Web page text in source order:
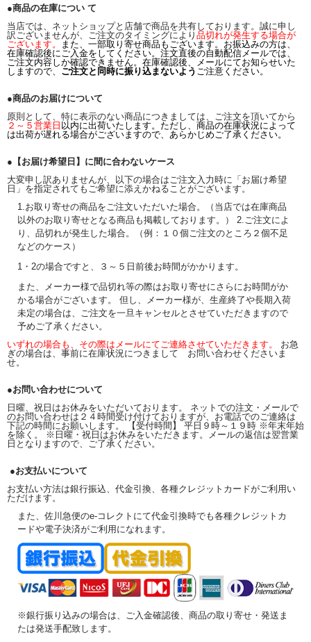
●商品の在庫につい て
当店では、ネットショップと店舗で商品を共有しております。誠に申し
訳ございませんが、ご注文のタイミングにより 品切れが発生する場合が
ございます。
また、一部取り寄せ商品もございます。お振込みの方は、
在庫確認後にご入金をしてください。注文直後の自動配信メールでは、
ご注文内容しか確認できません。在庫確認後、メールにてお知らせいた
しますので、 ご注文と同時に振り込まないよう ご注意ください。
●商品のお届けについて
原則として、特に表示のない商品につきましては、ご注文を頂いてから
２～５営業日 以内に出荷いたします。ただし、商品の在庫状況によって
は出荷が遅れる場合がございますので、あらかじめご了承ください。
●【お届け希望日】に間に合わないケース
大変申し訳ありませんが、以下の場合はご注文入力時に「お届け希望
日」を指定されてもご希望に添えかねることがございます。
1.お取り寄せの商品をご注文いただいた場合。（当店では在庫商品
以外のお取り寄せとなる商品も掲載しております。） 2.ご注文によ
り、品切れが発生した場合。（例：１０個ご注文のところ２個不足
などのケース）
1・2の場合ですと、３～５日前後お時間がかかります。
また、メーカー様で品切れ等の際はお取り寄せにさらにお時間がか
かる場合がございます。 但し、メーカー様が、生産終了や長期入荷
未定の場合は、ご注文を一旦キャンセルとさせていただきますので
予めご了承ください。
いずれの場合も、その際はメールにてご連絡させていただきます。 お急
ぎの場合は、事前に在庫状況につきまして お問い合わせくださいま
せ。
●お問い合わせについて
日曜、祝日はお休みをいただいております。 ネットでの注文・メールで
のお問い合わせは２４時間受け付けておりますが、お電話でのご連絡は
下記の時間にお願いします。 【受付時間】 平日９時～１９時 ※年末年始
を除く。 ※日曜・祝日はお休みをいただきます。メールの返信は翌営業
日となりますので、ご了承ください。
●お支払いについて
お支払い方法は銀行振込、代金引換、各種クレジットカードがご利用い
ただけます。
また、佐川急便のe-コレクトにて代金引換時でも各種クレジットカ
ードや電子決済がご利用になれます。
※銀行振り込みの場合は、ご入金確認後、商品の取り寄せ・発送ま
たは発送手配致します。